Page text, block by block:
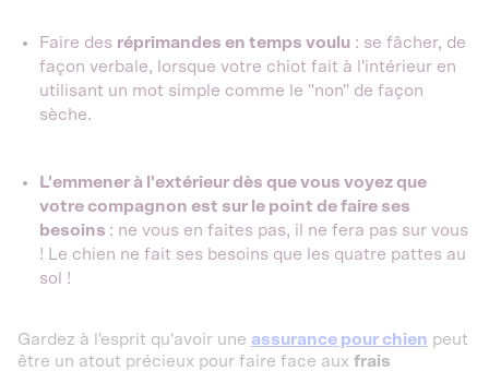
Faire des réprimandes en temps voulu : se fâcher, de
façon verbale, lorsque votre chiot fait à l'intérieur en
utilisant un mot simple comme le "non" de façon
sèche.
L'emmener à l'extérieur dès que vous voyez que
votre compagnon est sur le point de faire ses
besoins : ne vous en faites pas, il ne fera pas sur vous
! Le chien ne fait ses besoins que les quatre pattes au
sol !
Gardez à l'esprit qu'avoir une assurance pour chien peut
être un atout précieux pour faire face aux frais